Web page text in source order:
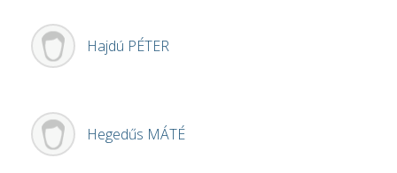
Hajdú PÉTER
Hegedűs MÁTÉ